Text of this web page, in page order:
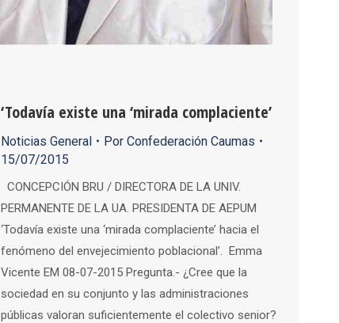
‘Todavía existe una ‘mirada complaciente’
Noticias General Por Confederación Caumas
15/07/2015
CONCEPCIÓN BRU / DIRECTORA DE LA UNIV.
PERMANENTE DE LA UA. PRESIDENTA DE AEPUM
‘Todavía existe una ‘mirada complaciente’ hacia el
fenómeno del envejecimiento poblacional’. Emma
Vicente EM 08-07-2015 Pregunta.- ¿Cree que la
sociedad en su conjunto y las administraciones
públicas valoran suficientemente el colectivo senior?